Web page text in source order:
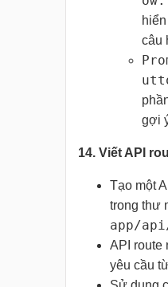
câu
gợi
14. Viết API
Tạo một
trong thư
app/
API route
yêu cầu